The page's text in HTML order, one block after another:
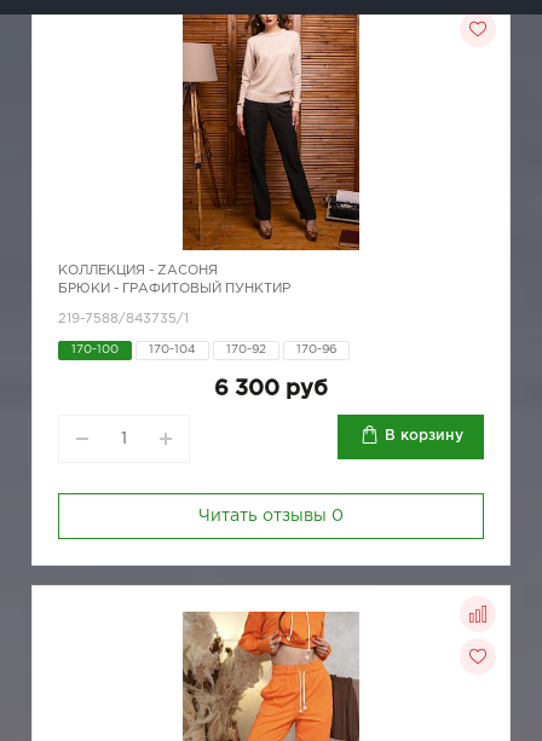
КОЛЛЕКЦИЯ - ZAСОНЯ
БРЮКИ - ГРАФИТОВЫЙ ПУНКТИР
219-7588/843735/1
170-100 170-104 170-92 170-96
6 300 руб
В корзину
Читать отзывы 0